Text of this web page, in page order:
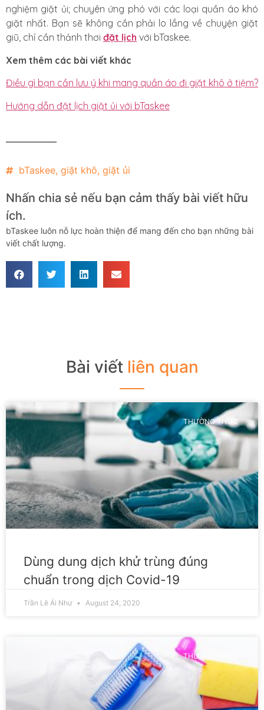
nghiệm giặt ủi; chuyên ứng phó với các loại quần áo khó
giặt nhất. Bạn sẽ không cần phải lo lắng về chuyện giặt
giũ, chỉ cần thảnh thơi đặt lịch với bTaskee.
Xem thêm các bài viết khác
Điều gì bạn cần lưu ý khi mang quần áo đi giặt khô ở tiệm?
Hướng dẫn đặt lịch giặt ủi với bTaskee
bTaskee, giặt khô, giặt ủi
Nhấn chia sẻ nếu bạn cảm thấy bài viết hữu
ích.
bTaskee luôn nỗ lực hoàn thiện để mang đến cho bạn những bài
viết chất lượng.
Bài viết liên quan
THƯỜNG THỨC
Dùng dung dịch khử trùng đúng
chuẩn trong dịch Covid-19
Trần Lê Ái Như August 24, 2020
THƯỜNG THỨC